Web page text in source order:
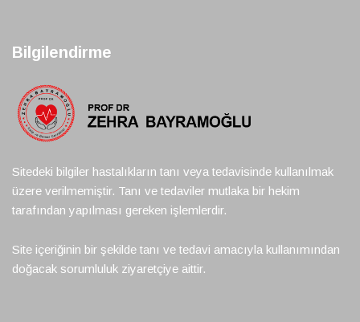
Bilgilendirme
Sitedeki bilgiler hastalıkların tanı veya tedavisinde kullanılmak
üzere verilmemiştir. Tanı ve tedaviler mutlaka bir hekim
tarafından yapılması gereken işlemlerdir.
Site içeriğinin bir şekilde tanı ve tedavi amacıyla kullanımından
doğacak sorumluluk ziyaretçiye aittir.